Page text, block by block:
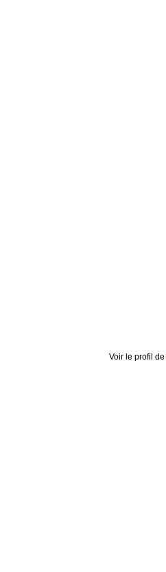
Voir le profil de